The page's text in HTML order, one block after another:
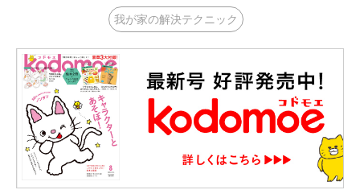
我が家の解決テクニック